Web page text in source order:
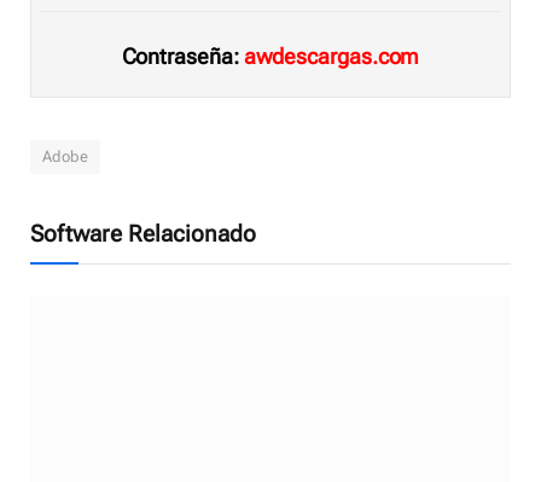
Contraseña:awdescargas.com
Adobe
Software Relacionado